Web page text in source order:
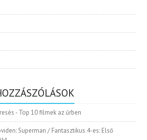
- Top 10 filmek az űrben
Superman / Fantasztikus 4-es: Első